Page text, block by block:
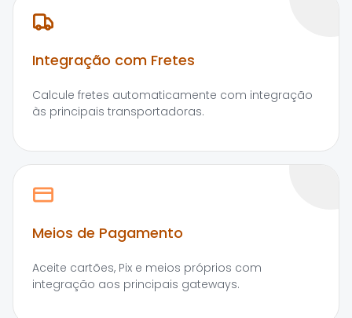
Integração com Fretes
Calcule fretes automaticamente com integração
às principais transportadoras.
Meios de Pagamento
Aceite cartões, Pix e meios próprios com
integração aos principais gateways.